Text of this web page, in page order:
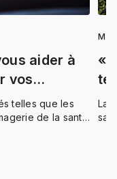
aider à
vos
telles que les
de la santé
— des
«
La